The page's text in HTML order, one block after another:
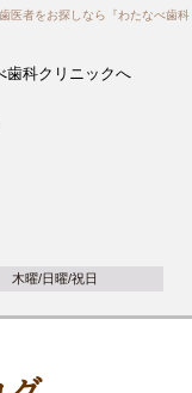
医者をお探しなら『わたなべ歯科
木曜/日曜/祝日